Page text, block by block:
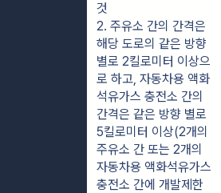
것
2. 주유소 간의 간격은
해당 도로의 같은 방향
별로 2킬로미터 이상으
로 하고, 자동차용 액화
석유가스 충전소 간의
간격은 같은 방향 별로
5킬로미터 이상(2개의
주유소 간 또는 2개의
자동차용 액화석유가스
충전소 간에 개발제한